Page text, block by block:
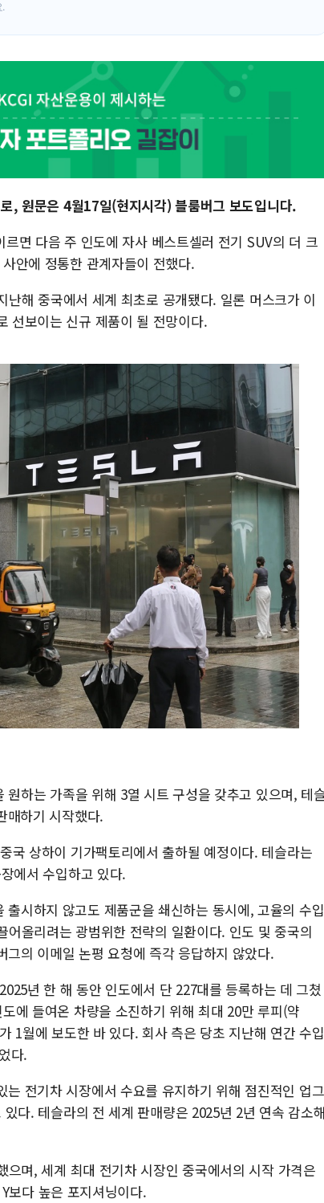
.
, 원문은 4월17일(현지시각) 블룸버그 보도입니다.
면 다음 주 인도에 자사 베스트셀러 전기 SUV의 더 크
안에 정통한 관계자들이 전했다.
해 중국에서 세계 최초로 공개됐다. 일론 머스크가 이
선보이는 신규 제품이 될 전망이다.
하는 가족을 위해 3열 시트 구성을 갖추고 있으며, 테
매하기 시작했다.
국 상하이 기가팩토리에서 출하될 예정이다. 테슬라는
에서 수입하고 있다.
시하지 않고도 제품군을 쇄신하는 동시에, 고율의 수입
올리려는 광범위한 전략의 일환이다. 인도 및 중국의
의 이메일 논평 요청에 즉각 응답하지 않았다.
년 한 해 동안 인도에서 단 227대를 등록하는 데 그쳤
에 들여온 차량을 소진하기 위해 최대 20만 루피(약
1월에 보도한 바 있다. 회사 측은 당초 지난해 연간 수입
다.
전기차 시장에서 수요를 유지하기 위해 점진적인 업그
다. 테슬라의 전 세계 판매량은 2025년 2년 연속 감소해
며, 세계 최대 전기차 시장인 중국에서의 시작 가격은
보다 높은 포지셔닝이다.